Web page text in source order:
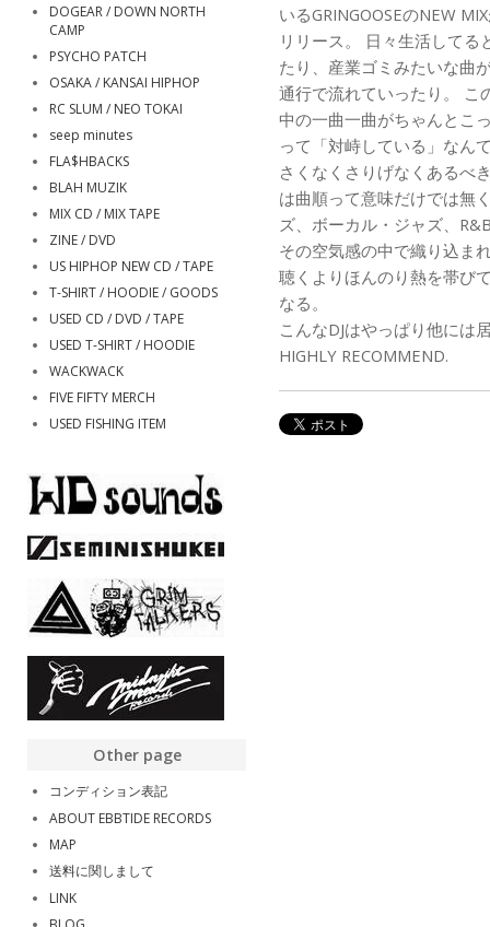
いるGRINGOOSEのNEW
リリース。 日々生活して
たり、産業ゴミみたいな曲
通行で流れていったり。 こ
中の一曲一曲がちゃんとこ
って「対峙している」なん
さくなくさりげなくあるべ
は曲順って意味だけでは無
ズ、ボーカル・ジャズ、
その空気感の中で織り込ま
聴くよりほんのり熱を帯び
なる。
こんなDJはやっぱり他には
HIGHLY RECOMMEND.
DOGEAR / DOWN NORTH
CAMP
PSYCHO PATCH
OSAKA / KANSAI HIPHOP
RC SLUM / NEO TOKAI
seep minutes
FLA$HBACKS
BLAH MUZIK
MIX CD / MIX TAPE
ZINE / DVD
US HIPHOP NEW CD / TAPE
T-SHIRT / HOODIE / GOODS
USED CD / DVD / TAPE
USED T-SHIRT / HOODIE
WACKWACK
FIVE FIFTY MERCH
USED FISHING ITEM
Other page
コンディション表記
ABOUT EBBTIDE RECORDS
MAP
送料に関しまして
LINK